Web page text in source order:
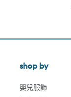
shop by
嬰兒服飾